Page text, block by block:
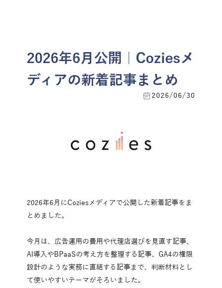
2026年6月公開｜Coziesメ
ディアの新着記事まとめ
2026/06/30
2026年6月にCoziesメディアで公開した新着記事をま
とめました。
今月は、広告運用の費用や代理店選びを見直す記事、
AI導入やBPaaSの考え方を整理する記事、GA4の権限
設計のような実務に直結する記事まで、判断材料とし
て使いやすいテーマがそろいました。